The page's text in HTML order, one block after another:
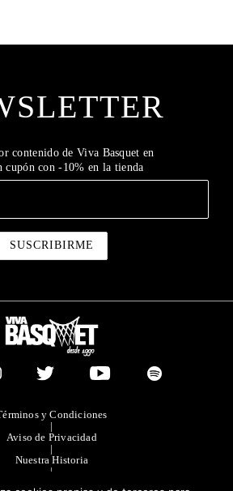
contenido de Viva Basquet en
cupón con -10% en la tienda
y Condiciones
|
Aviso de Privacidad
|
Nuestra Historia
|